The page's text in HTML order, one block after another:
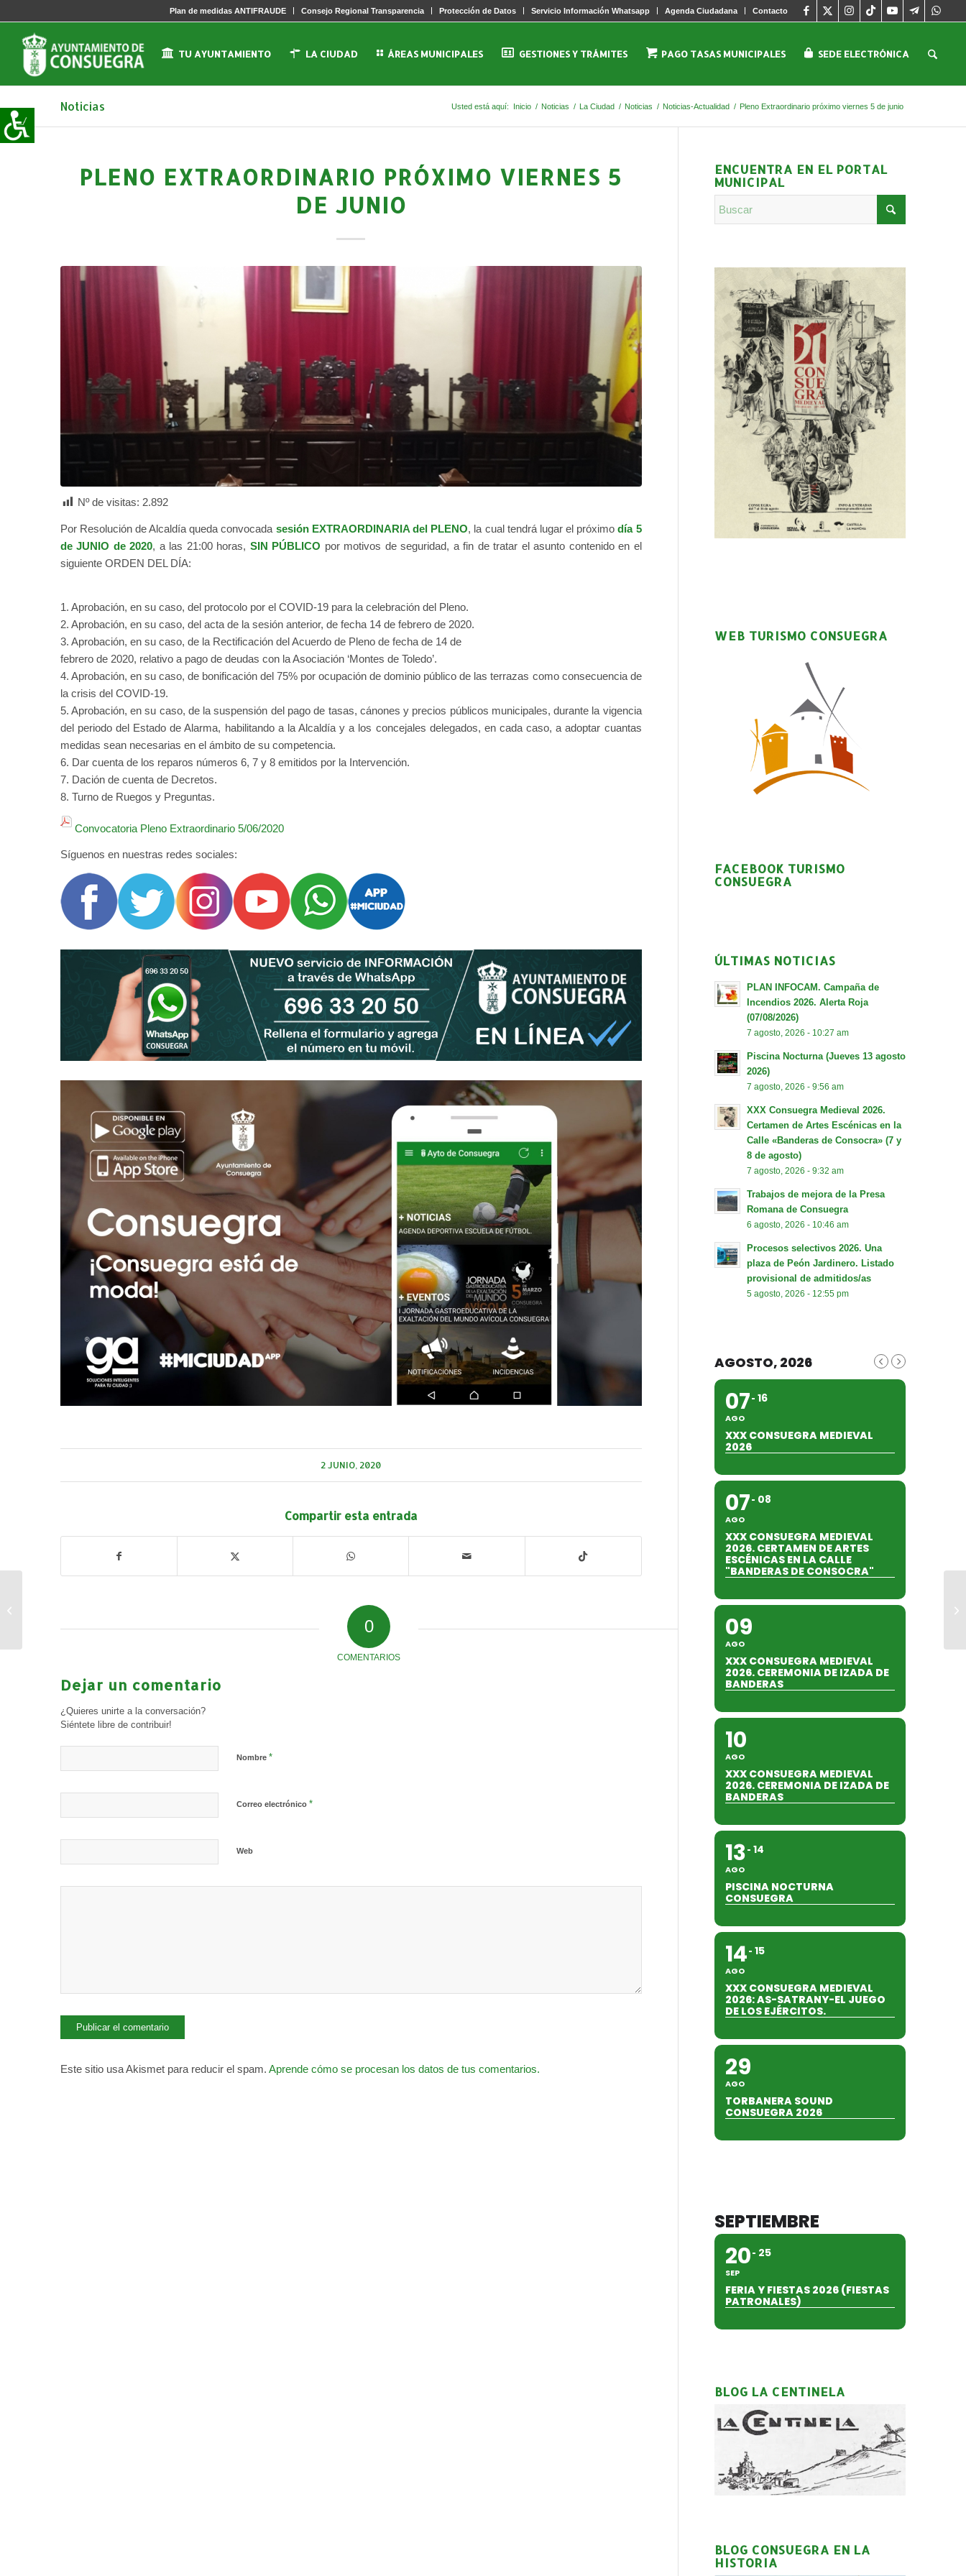
Plan de medidas ANTIFRAUDE Consejo Regional Transparencia Protección de Datos Servicio Información Whatsapp Agenda Ciudadana Contacto
TU AYUNTAMIENTO LA CIUDAD ÁREAS MUNICIPALES GESTIONES Y TRÁMITES PAGO TASAS MUNICIPALES SEDE ELECTRÓNICA
Noticias Usted está aquí: Inicio / Noticias / La Ciudad / Noticias / Noticias-Actualidad / Pleno Extraordinario próximo viernes 5 de junio
PLENO EXTRAORDINARIO PRÓXIMO VIERNES 5
DE JUNIO
Nº de visitas: 2.892
Por Resolución de Alcaldía queda convocada sesión EXTRAORDINARIA del PLENO, la cual tendrá lugar el próximodía 5
de JUNIO de 2020, a las 21:00 horas, SIN PÚBLICO por motivos de seguridad, a fin de tratar el asunto contenido en el
siguiente ORDEN DEL DÍA:
1. Aprobación, en su caso, del protocolo por el COVID-19 para la celebración del Pleno.
2. Aprobación, en su caso, del acta de la sesión anterior, de fecha 14 de febrero de 2020.
3. Aprobación, en su caso, de la Rectificación del Acuerdo de Pleno de fecha de 14 de
febrero de 2020, relativo a pago de deudas con la Asociación ‘Montes de Toledo’.
4. Aprobación, en su caso, de bonificación del 75% por ocupación de dominio público de las terrazas como consecuencia de
la crisis del COVID-19.
5. Aprobación, en su caso, de la suspensión del pago de tasas, cánones y precios públicos municipales, durante la vigencia
del periodo del Estado de Alarma, habilitando a la Alcaldía y a los concejales delegados, en cada caso, a adoptar cuantas
medidas sean necesarias en el ámbito de su competencia.
6. Dar cuenta de los reparos números 6, 7 y 8 emitidos por la Intervención.
7. Dación de cuenta de Decretos.
8. Turno de Ruegos y Preguntas.
Convocatoria Pleno Extraordinario 5/06/2020
Síguenos en nuestras redes sociales:
2 JUNIO, 2020
Compartir esta entrada
0
COMENTARIOS
Dejar un comentario
¿Quieres unirte a la conversación?
Siéntete libre de contribuir!
Nombre *
Correo electrónico *
Web
Este sitio usa Akismet para reducir el spam. Aprende cómo se procesan los datos de tus comentarios.
ENCUENTRA EN EL PORTAL
MUNICIPAL
WEB TURISMO CONSUEGRA
FACEBOOK TURISMO
CONSUEGRA
ÚLTIMAS NOTICIAS
PLAN INFOCAM. Campaña de
Incendios 2026. Alerta Roja
(07/08/2026)
7 agosto, 2026 - 10:27 am
Piscina Nocturna (Jueves 13 agosto
2026)
7 agosto, 2026 - 9:56 am
XXX Consuegra Medieval 2026.
Certamen de Artes Escénicas en la
Calle «Banderas de Consocra» (7 y
8 de agosto)
7 agosto, 2026 - 9:32 am
Trabajos de mejora de la Presa
Romana de Consuegra
6 agosto, 2026 - 10:46 am
Procesos selectivos 2026. Una
plaza de Peón Jardinero. Listado
provisional de admitidos/as
5 agosto, 2026 - 12:55 pm
AGOSTO, 2026
07
AGO
16
XXX CONSUEGRA MEDIEVAL
2026
07
AGO
08
XXX CONSUEGRA MEDIEVAL
2026. CERTAMEN DE ARTES
ESCÉNICAS EN LA CALLE
"BANDERAS DE CONSOCRA"
09
AGO
XXX CONSUEGRA MEDIEVAL
2026. CEREMONIA DE IZADA DE
BANDERAS
10
AGO
XXX CONSUEGRA MEDIEVAL
2026. CEREMONIA DE IZADA DE
BANDERAS
13
AGO
14
PISCINA NOCTURNA
CONSUEGRA
14
AGO
15
XXX CONSUEGRA MEDIEVAL
2026: AS-SATRANY-EL JUEGO
DE LOS EJÉRCITOS.
29
AGO
TORBANERA SOUND
CONSUEGRA 2026
SEPTIEMBRE
20
SEP
25
FERIA Y FIESTAS 2026 (FIESTAS
PATRONALES)
BLOG LA CENTINELA
BLOG CONSUEGRA EN LA
HISTORIA